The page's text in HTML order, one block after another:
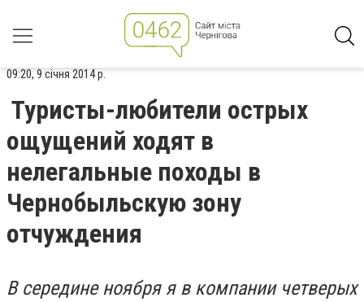
09:20, 9 січня 2014 р.
Туристы-любители острых
ощущений ходят в
нелегальные походы в
Чернобыльскую зону
отчуждения
В середине ноября я в компании четверых